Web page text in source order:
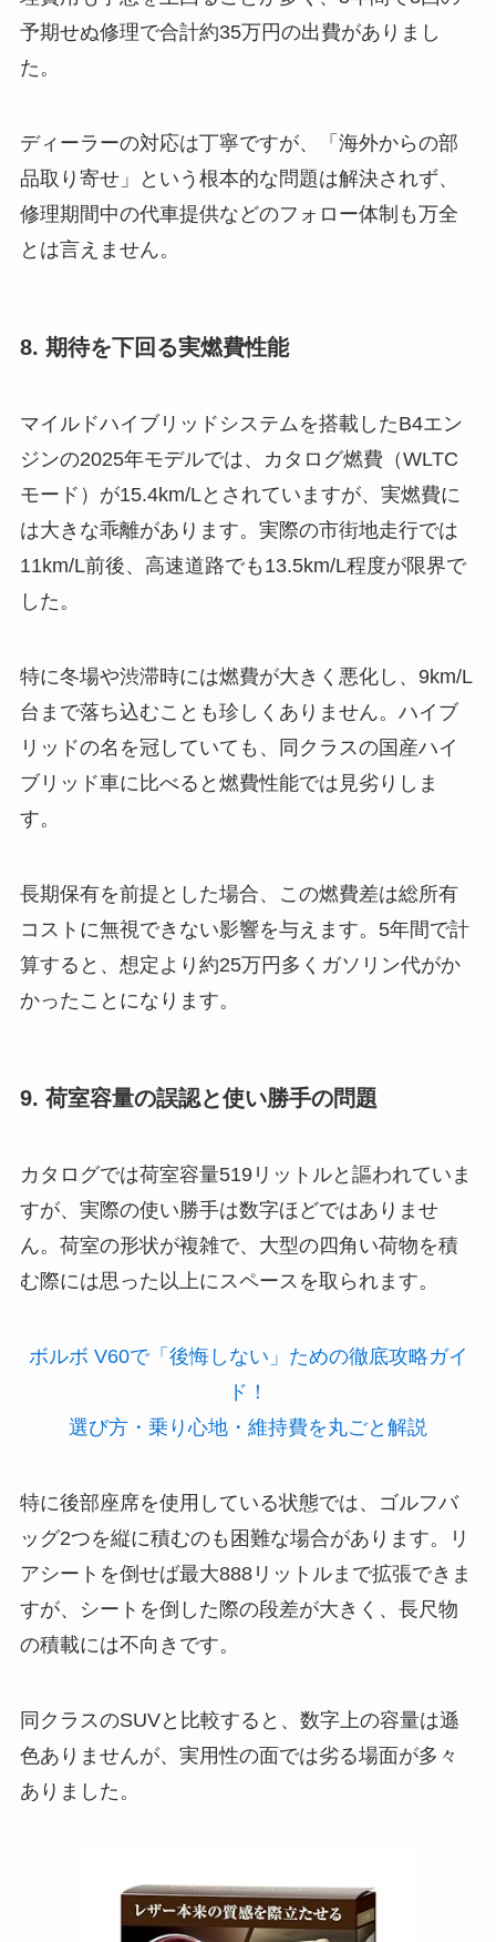
予期せぬ修理で合計約35万円の出費がありまし
た。
ディーラーの対応は丁寧ですが、「海外からの部
品取り寄せ」という根本的な問題は解決されず、
修理期間中の代車提供などのフォロー体制も万全
とは言えません。
8. 期待を下回る実燃費性能
マイルドハイブリッドシステムを搭載したB4エン
ジンの2025年モデルでは、カタログ燃費（WLTC
モード）が15.4km/Lとされていますが、実燃費に
は大きな乖離があります。実際の市街地走行では
11km/L前後、高速道路でも13.5km/L程度が限界で
した。
特に冬場や渋滞時には燃費が大きく悪化し、9km/L
台まで落ち込むことも珍しくありません。ハイブ
リッドの名を冠していても、同クラスの国産ハイ
ブリッド車に比べると燃費性能では見劣りしま
す。
長期保有を前提とした場合、この燃費差は総所有
コストに無視できない影響を与えます。5年間で計
算すると、想定より約25万円多くガソリン代がか
かったことになります。
9. 荷室容量の誤認と使い勝手の問題
カタログでは荷室容量519リットルと謳われていま
すが、実際の使い勝手は数字ほどではありませ
ん。荷室の形状が複雑で、大型の四角い荷物を積
む際には思った以上にスペースを取られます。
ボルボ V60で「後悔しない」ための徹底攻略ガイ
ド！
選び方・乗り心地・維持費を丸ごと解説
特に後部座席を使用している状態では、ゴルフバ
ッグ2つを縦に積むのも困難な場合があります。リ
アシートを倒せば最大888リットルまで拡張できま
すが、シートを倒した際の段差が大きく、長尺物
の積載には不向きです。
同クラスのSUVと比較すると、数字上の容量は遜
色ありませんが、実用性の面では劣る場面が多々
ありました。